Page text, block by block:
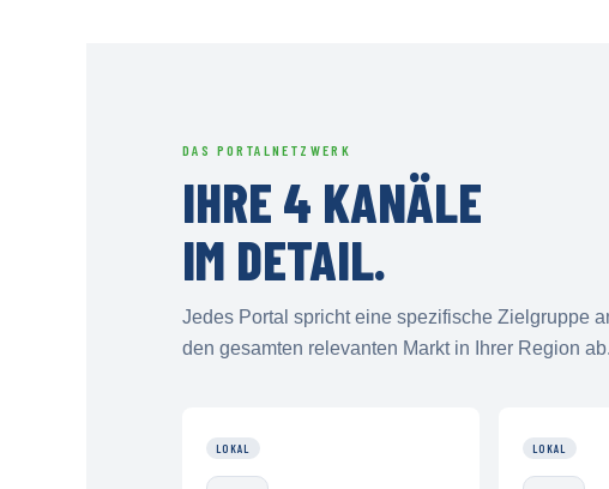
DAS PORTALNETZWERK
IHRE 4 KANÄLE
IM DETAIL.
Jedes Portal spricht eine spezifische Zielgruppe
den gesamten relevanten Markt in Ihrer Region ab.
LOKAL LOKAL